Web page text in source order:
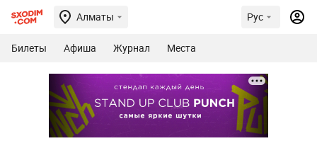
Алматы Рус
Билеты Афиша Журнал Места